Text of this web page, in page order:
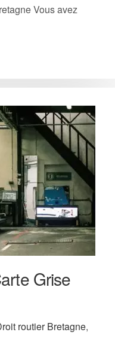
Vous avez
Grise
routier Bretagne,